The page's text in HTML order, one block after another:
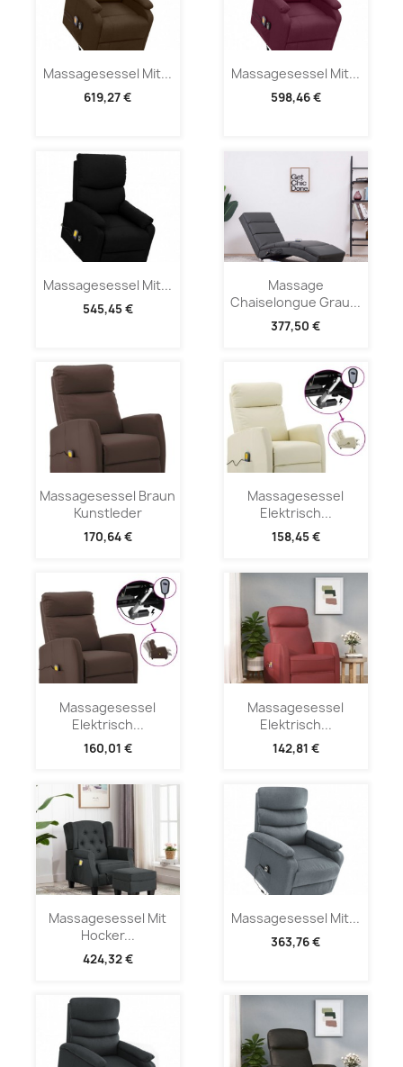
Massagesessel Mit...
619,27 €
Massagesessel Mit...
598,46 €
Massagesessel Mit...
545,45 €
Massage
Chaiselongue Grau...
377,50 €
Massagesessel Braun
Kunstleder
170,64 €
Massagesessel
Elektrisch...
158,45 €
Massagesessel
Elektrisch...
160,01 €
Massagesessel
Elektrisch...
142,81 €
Massagesessel Mit
Hocker...
424,32 €
Massagesessel Mit...
363,76 €